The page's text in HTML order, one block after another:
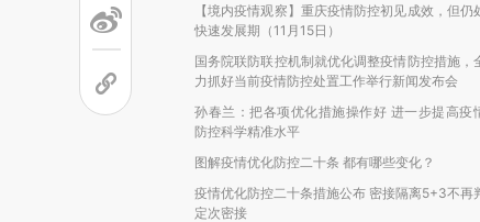
【境内疫情观察】重庆疫情防控初见成效，但仍
快速发展期（11月15日）
国务院联防联控机制就优化调整疫情防控措施，
力抓好当前疫情防控处置工作举行新闻发布会
孙春兰：把各项优化措施操作好 进一步提高疫
防控科学精准水平
图解疫情优化防控二十条 都有哪些变化？
疫情优化防控二十条措施公布 密接隔离5+3不再
定次密接